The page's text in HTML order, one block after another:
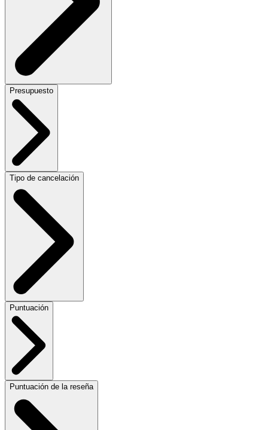
Presupuesto
Tipo de cancelación
Puntuación
Puntuación de la reseña